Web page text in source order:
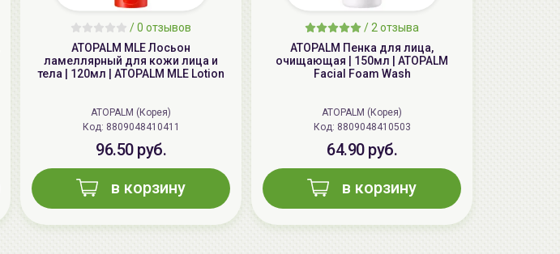
AiliCode Бальзам для волос
увлажняющий, 250мл
19.99 руб.
27.38 руб. -26%
/0 отзывов
ATOPALM MLE Лосьон
ламеллярный для кожи лица и
тела | 120мл | ATOPALM MLE Lotion
ATOPALM (Корея)
Код: 8809048410411
96.50 руб.
в корзину
/ 2 отзыва
ATOPALM Пенка для лица,
очищающая | 150мл | ATOPALM
Facial Foam Wash
ATOPALM (Корея)
Код: 8809048410503
64.90 руб.
в корзину